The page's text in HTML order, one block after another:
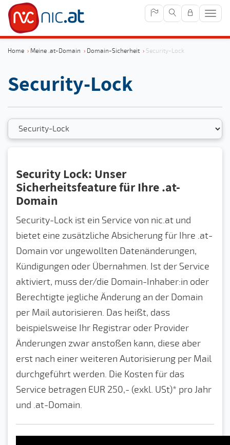
Home › Meine .at-Domain › Domain-Sicherheit › Security-Lock
Security-Lock
Security Lock: Unser
Sicherheitsfeature für Ihre .at-
Domain
Security-Lock ist ein Service von nic.at und
bietet eine zusätzliche Absicherung für Ihre .at-
Domain vor ungewollten Datenänderungen,
Kündigungen oder Übernahmen. Ist der Service
aktiviert, muss der/die Domain-Inhaber:in oder
Berechtigte jegliche Änderung an der Domain
per Mail autorisieren. Das heißt, dass
beispielsweise Ihr Registrar oder Provider
Änderungen zwar anstoßen kann, diese aber
erst nach einer weiteren Autorisierung per Mail
durchgeführt werden. Die Kosten für das
Service betragen EUR 250,- (exkl. USt)* pro Jahr
und .at-Domain.